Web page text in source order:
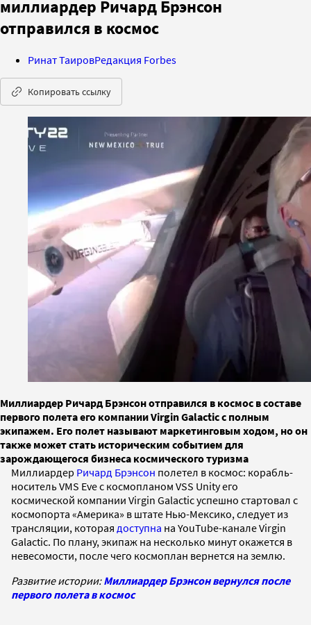
миллиардер Ричард Брэнсон
отправился в космос
Ринат ТаировРедакция Forbes
Копировать ссылку
Миллиардер Ричард Брэнсон отправился в космос в составе
первого полета его компании Virgin Galactic с полным
экипажем. Его полет называют маркетинговым ходом, но он
также может стать историческим событием для
зарождающегося бизнеса космического туризма
Миллиардер Ричард Брэнсон полетел в космос: корабль-
носитель VMS Eve с космопланом VSS Unity его
космической компании Virgin Galactic успешно стартовал с
космопорта «Америка» в штате Нью-Мексико, следует из
трансляции, которая доступна на YouTube-канале Virgin
Galactic. По плану, экипаж на несколько минут окажется в
невесомости, после чего космоплан вернется на землю.
Развитие истории: Миллиардер Брэнсон вернулся после
первого полета в космос